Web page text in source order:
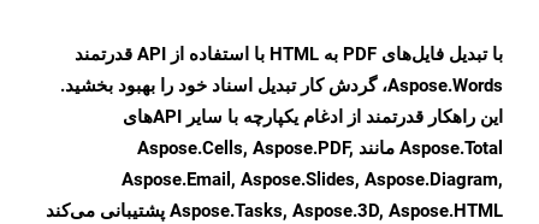
با تبدیل فایل‌های PDF به HTML با استفاده از API قدرتمند
Aspose.Words، گردش کار تبدیل اسناد خود را بهبود بخشید.
این راهکار قدرتمند از ادغام یکپارچه با سایر APIهای
Aspose.Total مانند Aspose.Cells, Aspose.PDF,
Aspose.Email, Aspose.Slides, Aspose.Diagram,
Aspose.Tasks, Aspose.3D, Aspose.HTML پشتیبانی می‌کند